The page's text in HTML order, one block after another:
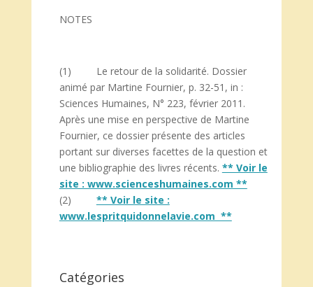
NOTES
(1) Le retour de la solidarité. Dossier
animé par Martine Fournier, p. 32-51, in :
Sciences Humaines, N° 223, février 2011.
Après une mise en perspective de Martine
Fournier, ce dossier présente des articles
portant sur diverses facettes de la question et
une bibliographie des livres récents. ** Voir le
site : www.scienceshumaines.com **
(2) ** Voir le site :
www.lespritquidonnelavie.com **
Catégories